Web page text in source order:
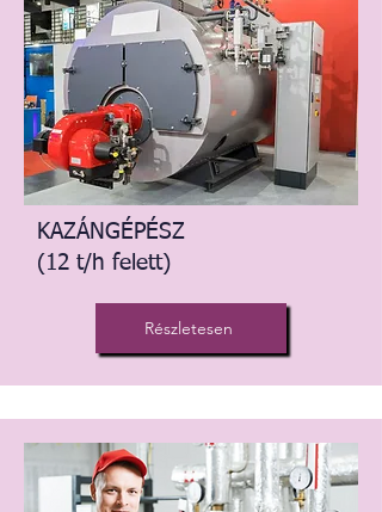
KAZÁNGÉPÉSZ
(12 t/h felett)
Részletesen